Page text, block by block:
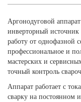
Аргонодуговой
инверторный
работу от однофазной
профессиональное и
мастерских и
точный контроль
Аппарат работает с
сварку на постоянном